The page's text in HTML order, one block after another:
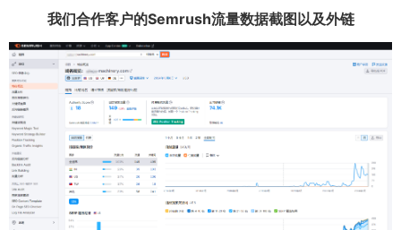
我们合作客户的Semrush流量数据截图以及外链